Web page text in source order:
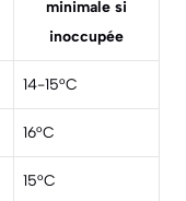
minimale si
inoccupée
14-15°C
16°C
15°C